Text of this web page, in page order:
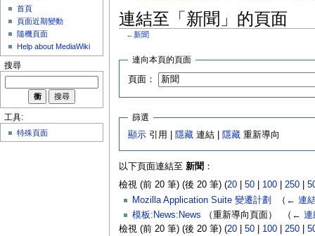
連結至「新聞」的頁面
← 新聞
連向本頁的頁面
頁面：
篩選
顯示 引用 | 隱藏 連結 | 隱藏 重新導向
以下頁面連結至 新聞 ：
檢視 (前 20 筆) (後 20 筆) (20| 50| 100| 250|
Mozilla Application Suite 變遷計劃
（ ← 連
模板:News:News （重新導向頁面） ‎ （ ← 連
檢視 (前 20 筆) (後 20 筆) (20| 50| 100| 250|
首頁
頁面近期變動
隨機頁面
Help about MediaWiki
搜尋
工具:
特殊頁面